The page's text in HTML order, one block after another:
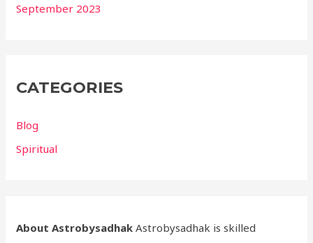
September 2023
CATEGORIES
Blog
Spiritual
About Astrobysadhak Astrobysadhak is skilled